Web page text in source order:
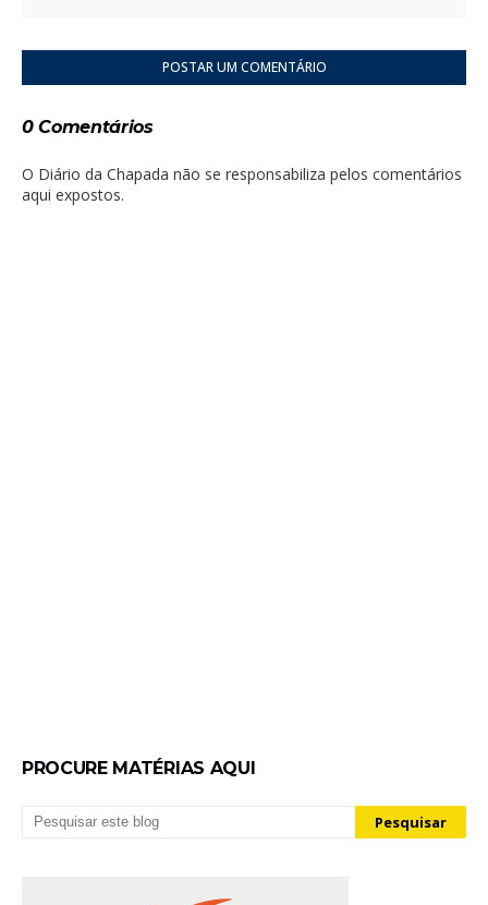
POSTAR UM COMENTÁRIO
0 Comentários
O Diário da Chapada não se responsabiliza pelos comentários
aqui expostos.
PROCURE MATÉRIAS AQUI